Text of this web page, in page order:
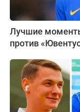
Лучшие
против